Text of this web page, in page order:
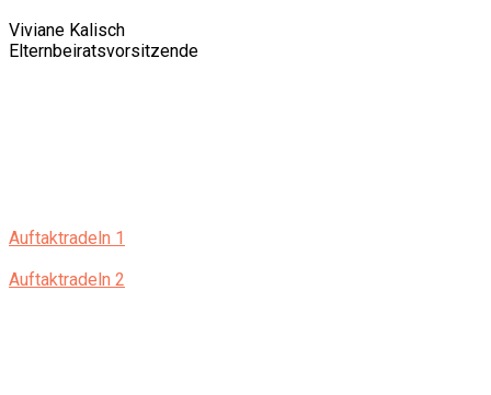
Viviane Kalisch
Elternbeiratsvorsitzende
Auftaktradeln 1
Auftaktradeln 2